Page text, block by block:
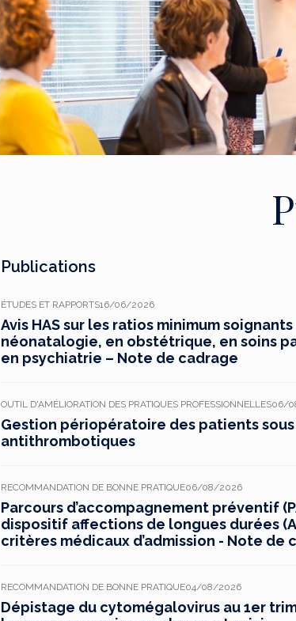
Publications
ÉTUDES ET RAPPORTS16/06/2026
Avis HAS sur les ratios minimum soignants
néonatalogie, en obstétrique, en soins
en psychiatrie – Note de cadrage
OUTIL D'AMÉLIORATION DES PRATIQUES PROFESSIONNELLES06/
Gestion périopératoire des patients sous
antithrombotiques
RECOMMANDATION DE BONNE PRATIQUE06/08/2026
Parcours d’accompagnement préventif
dispositif affections de longues durées
critères médicaux d’admission - Note de
RECOMMANDATION DE BONNE PRATIQUE04/08/2026
Dépistage du cytomégalovirus au 1er